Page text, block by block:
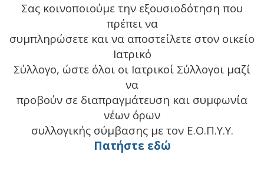
Σας κοινοποιούμε την εξουσιοδότηση που
πρέπει να
συμπληρώσετε και να αποστείλετε στον οικείο
Ιατρικό
Σύλλογο, ώστε όλοι οι Ιατρικοί Σύλλογοι μαζί
να
προβούν σε διαπραγμάτευση και συμφωνία
νέων όρων
συλλογικής σύμβασης με τον Ε.Ο.Π.Υ.Υ.
Πατήστε εδώ